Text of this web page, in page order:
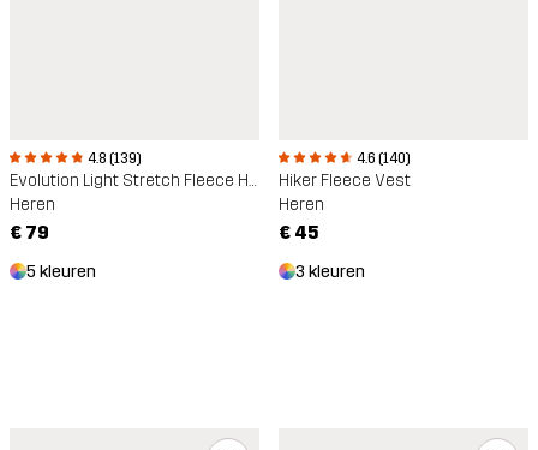
4.8 (139)
Evolution Light Stretch Fleece Hoodie
Heren
€ 79
5 kleuren
4.6 (140)
Hiker Fleece Vest
Heren
€ 45
3 kleuren